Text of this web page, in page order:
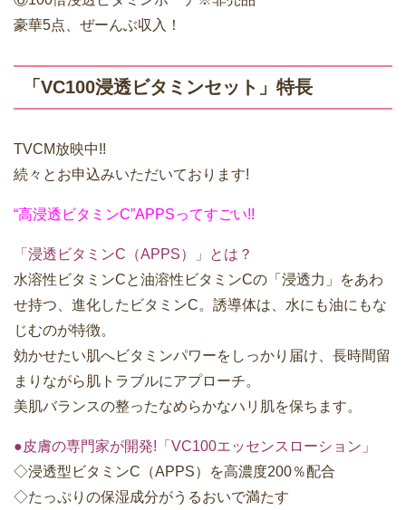
豪華5点、ぜーんぶ収入！
「VC100浸透ビタミンセット」特長
TVCM放映中!!
続々とお申込みいただいております!
“高浸透ビタミンC”APPSってすごい!!
「浸透ビタミンC（APPS）」とは？
水溶性ビタミンCと油溶性ビタミンCの「浸透力」をあわ
せ持つ、進化したビタミンC。誘導体は、水にも油にもな
じむのが特徴。
効かせたい肌へビタミンパワーをしっかり届け、長時間留
まりながら肌トラブルにアプローチ。
美肌バランスの整ったなめらかなハリ肌を保ちます。
●皮膚の専門家が開発!「VC100エッセンスローション」
◇浸透型ビタミンC（APPS）を高濃度200％配合
◇たっぷりの保湿成分がうるおいで満たす